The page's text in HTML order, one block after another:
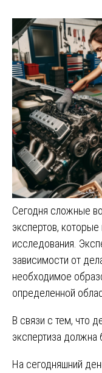
Сегодня сложные
экспертов,
исследования.
зависимости от
необходимое
определенной
В связи с тем, что
экспертиза должна
На сегодняшний